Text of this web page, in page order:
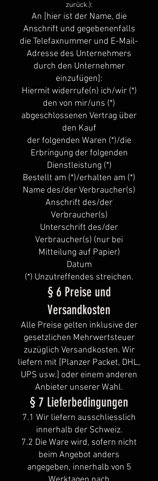
zurück.):
An [hier ist der Name, die
Anschrift und gegebenenfalls
die Telefaxnummer und E-Mail-
Adresse des Unternehmers
durch den Unternehmer
einzufügen]:
Hiermit widerrufe(n) ich/wir (*)
den von mir/uns (*)
abgeschlossenen Vertrag über
den Kauf
der folgenden Waren (*)/die
Erbringung der folgenden
Dienstleistung (*)
Bestellt am (*)/erhalten am (*)
Name des/der Verbraucher(s)
Anschrift des/der
Verbraucher(s)
Unterschrift des/der
Verbraucher(s) (nur bei
Mitteilung auf Papier)
Datum
(*) Unzutreffendes streichen.
§ 6 Preise und
Versandkosten
Alle Preise gelten inklusive der
gesetzlichen Mehrwertsteuer
zuzüglich Versandkosten. Wir
liefern mit [Planzer Packet, DHL,
UPS usw.] oder einem anderen
Anbieter unserer Wahl.
§ 7 Lieferbedingungen
7.1 Wir liefern ausschliesslich
innerhalb der Schweiz.
7.2 Die Ware wird, sofern nicht
beim Angebot anders
angegeben, innerhalb von 5